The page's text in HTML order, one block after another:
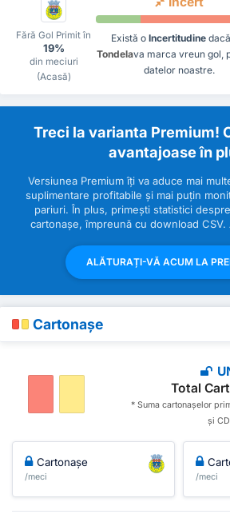
Fără Gol Primit în
19%
din meciuri
(Acasă)
Există o Incertitudinedacă
Tondelava marca vreun gol,
datelor noastre.
Treci la varianta Premium!
avantajoase în
Versiunea Premium îți va aduce mai
suplimentare profitabile și mai puțin
pariuri. În plus, primești statistici
cartonașe, împreună cu download CSV.
ALĂTURAȚI-VĂ ACUM LA
Cartonașe
Total
* Suma cartonașelor
și
Cartonașe
/meci /meci